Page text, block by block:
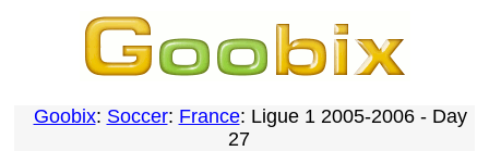
Goobix: Soccer: France: Ligue 1 2005-2006 - Day
27